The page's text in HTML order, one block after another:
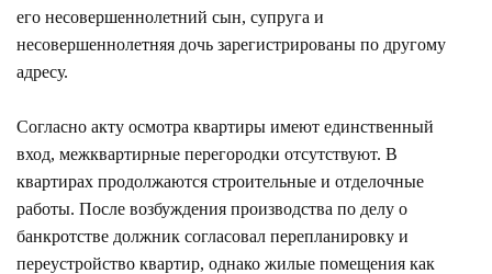
его несовершеннолетний сын, супруга и
несовершеннолетняя дочь зарегистрированы по другому
адресу.
Согласно акту осмотра квартиры имеют единственный
вход, межквартирные перегородки отсутствуют. В
квартирах продолжаются строительные и отделочные
работы. После возбуждения производства по делу о
банкротстве должник согласовал перепланировку и
переустройство квартир, однако жилые помещения как